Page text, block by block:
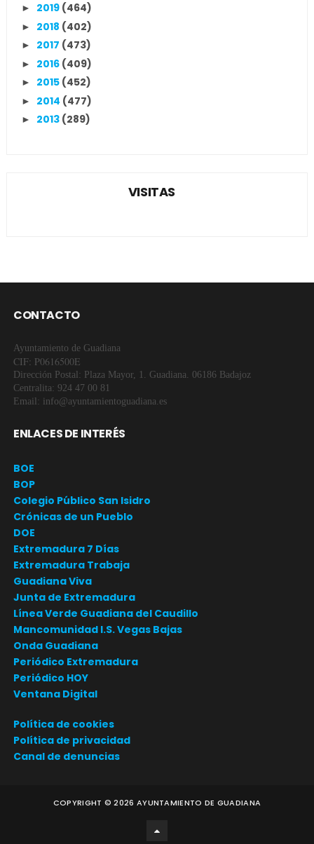
► 2019 (464)
► 2018 (402)
► 2017 (473)
► 2016 (409)
► 2015 (452)
► 2014 (477)
► 2013 (289)
VISITAS
CONTACTO
Ayuntamiento de Guadiana
CIF: P0616500E
Dirección Postal: Plaza Mayor, 1. Guadiana. 06186 Badajoz
Centralita: 924 47 00 81
Email: info@ayuntamientoguadiana.es
ENLACES DE INTERÉS
BOE
BOP
Colegio Público San Isidro
Crónicas de un Pueblo
DOE
Extremadura 7 Días
Extremadura Trabaja
Guadiana Viva
Junta de Extremadura
Línea Verde Guadiana del Caudillo
Mancomunidad I.S. Vegas Bajas
Onda Guadiana
Periódico Extremadura
Periódico HOY
Ventana Digital
Política de cookies
Política de privacidad
Canal de denuncias
COPYRIGHT ©2026 AYUNTAMIENTO DE GUADIANA